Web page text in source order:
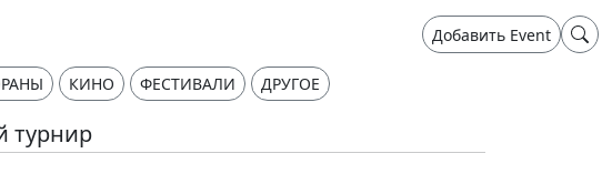
Добавить Event
КИНО ФЕСТИВАЛИ ДРУГОЕ
турнир